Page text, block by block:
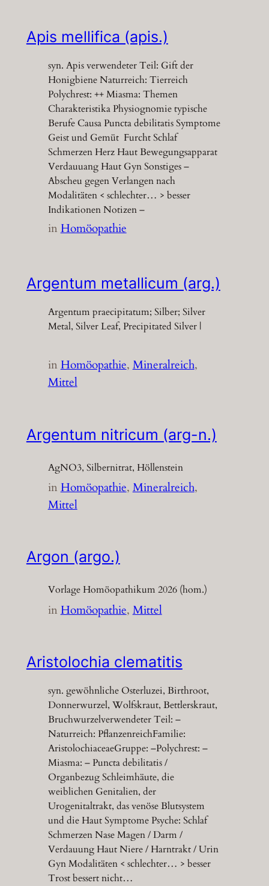
Apis mellifica (apis.)
syn. Apis verwendeter Teil: Gift der
Honigbiene Naturreich: Tierreich
Polychrest: ++ Miasma: Themen
Charakteristika Physiognomie typische
Berufe Causa Puncta debilitatis Symptome
Geist und Gemüt Furcht Schlaf
Schmerzen Herz Haut Bewegungsapparat
Verdauuang Haut Gyn Sonstiges –
Abscheu gegen Verlangen nach
Modalitäten < schlechter… > besser
Indikationen Notizen –
inHomöopathie
Argentum metallicum (arg.)
Argentum praecipitatum; Silber; Silver
Metal, Silver Leaf, Precipitated Silver |
inHomöopathie, Mineralreich
Mittel
Argentum nitricum (arg-n.)
AgNO3, Silbernitrat, Höllenstein
inHomöopathie, Mineralreich
Mittel
Argon (argo.)
Vorlage Homöopathikum 2026 (hom.)
inHomöopathie, Mittel
Aristolochia clematitis
syn. gewöhnliche Osterluzei, Birthroot,
Donnerwurzel, Wolfskraut, Bettlerskraut,
Bruchwurzelverwendeter Teil: –
Naturreich: PflanzenreichFamilie:
AristolochiaceaeGruppe: –Polychrest: –
Miasma: – Puncta debilitatis /
Organbezug Schleimhäute, die
weiblichen Genitalien, der
Urogenitaltrakt, das venöse Blutsystem
und die Haut Symptome Psyche: Schlaf
Schmerzen Nase Magen / Darm /
Verdauung Haut Niere / Harntrakt / Urin
Gyn Modalitäten < schlechter… > besser
Trost bessert nicht…